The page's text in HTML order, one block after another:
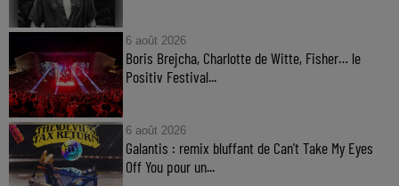
6 août 2026
Boris Brejcha, Charlotte de Witte, Fisher… le
Positiv Festival...
6 août 2026
Galantis : remix bluffant de Can’t Take My Eyes
Off You pour un...